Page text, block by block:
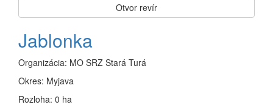
Otvor revír
Jablonka
Organizácia: MO SRZ Stará Turá
Okres: Myjava
Rozloha: 0 ha